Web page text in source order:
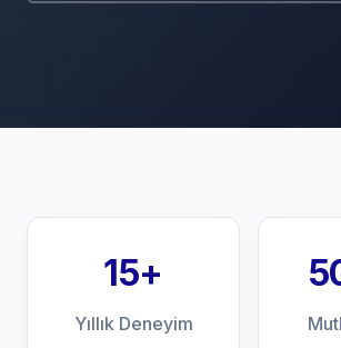
15+
Yıllık Deneyim